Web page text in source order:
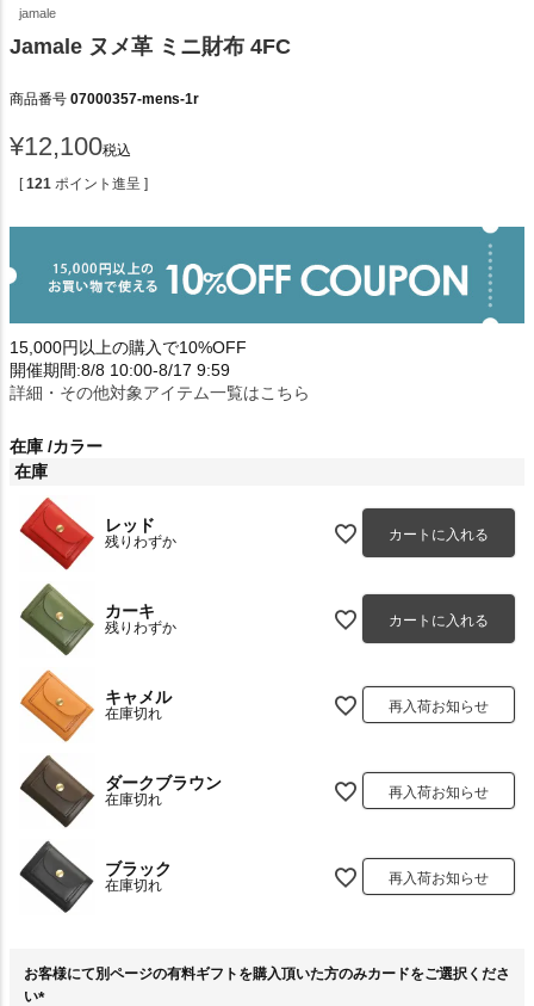
jamale
Jamale ヌメ革 ミニ財布 4FC
商品番号 07000357-mens-1r
¥12,100税込
[ 121 ポイント進呈 ]
15,000円以上の購入で10%OFF
開催期間:8/8 10:00-8/17 9:59
詳細・その他対象アイテム一覧はこちら
在庫 カラー
在庫
レッド
残りわずか カートに入れる
カーキ
残りわずか カートに入れる
キャメル
在庫切れ 再入荷お知らせ
ダークブラウン
在庫切れ 再入荷お知らせ
ブラック
在庫切れ 再入荷お知らせ
お客様にて別ページの有料ギフトを購入頂いた方のみカードをご選択くださ
い